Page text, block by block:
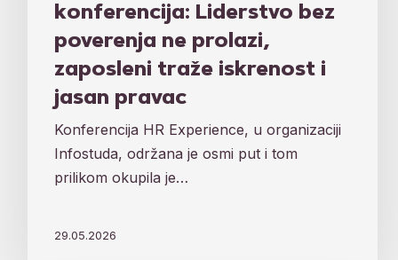
konferencija: Liderstvo bez
poverenja ne prolazi,
zaposleni traže iskrenost i
jasan pravac
Konferencija HR Experience, u organizaciji
Infostuda, održana je osmi put i tom
prilikom okupila je…
29.05.2026